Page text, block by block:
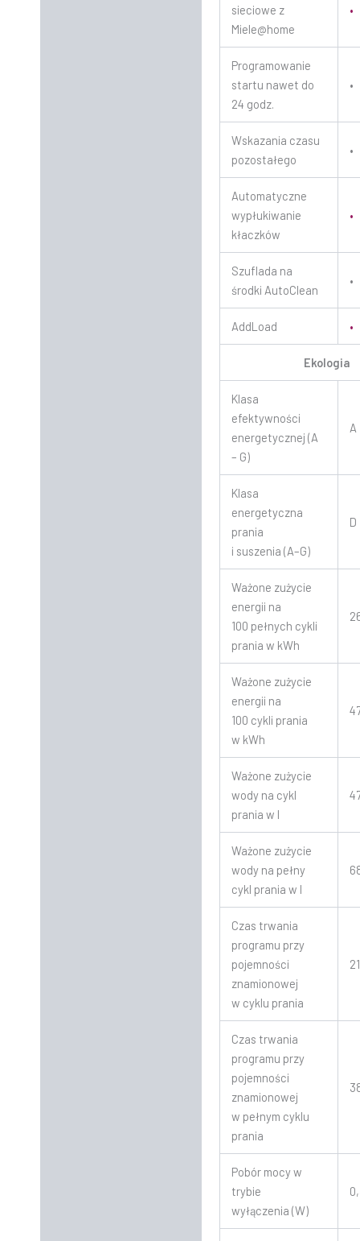
sieciowe z
Miele@home
•
Programowanie
startu nawet do
24 godz.
•
Wskazania czasu
pozostałego
•
Automatyczne
wypłukiwanie
kłaczków
•
Szuflada na
środki AutoClean
•
AddLoad •
Ekologia
Klasa
efektywności
energetycznej (A
– G)
A
Klasa
energetyczna
prania
i suszenia (A–G)
D
Ważone zużycie
energii na
100 pełnych cykli
prania w kWh
Ważone zużycie
energii na
100 cykli prania
w kWh
Ważone zużycie
wody na cykl
prania w l
Ważone zużycie
wody na pełny
cykl prania w l
Czas trwania
programu przy
pojemności
znamionowej
w cyklu prania
Czas trwania
programu przy
pojemności
znamionowej
w pełnym cyklu
prania
Pobór mocy w
trybie
wyłączenia (W)